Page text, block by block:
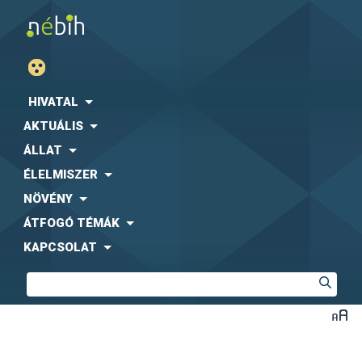
HIVATAL
AKTUÁLIS
ÁLLAT
ÉLELMISZER
NÖVÉNY
ÁTFOGÓ TÉMÁK
KAPCSOLAT